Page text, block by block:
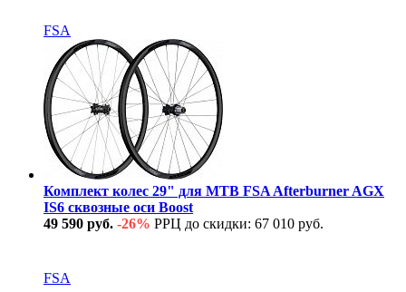
FSA
Комплект колес 29" для MTB FSA Afterburner AGX
IS6 сквозные оси Boost
49 590 руб. -26% РРЦ до скидки: 67 010 руб.
FSA